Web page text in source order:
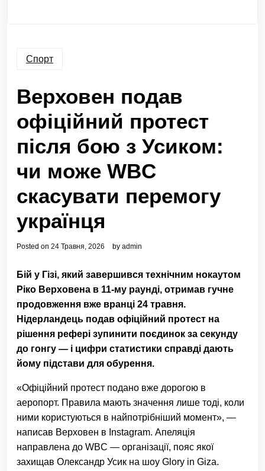
Спорт
Верховен подав
офіційний протест
після бою з Усиком:
чи може WBC
скасувати перемогу
українця
Posted on 24 Травня, 2026 by admin
Бій у Гізі, який завершився технічним нокаутом
Ріко Верховена в 11-му раунді, отримав гучне
продовження вже вранці 24 травня.
Нідерландець подав офіційний протест на
рішення рефері зупинити поєдинок за секунду
до гонгу — і цифри статистики справді дають
йому підстави для обурення.
«Офіційний протест подано вже дорогою в
аеропорт. Правила мають значення лише тоді, коли
ними користуються в найпотрібніший момент», —
написав Верховен в Instagram. Апеляція
направлена до WBC — організації, пояс якої
захищав Олександр Усик на шоу Glory in Giza.